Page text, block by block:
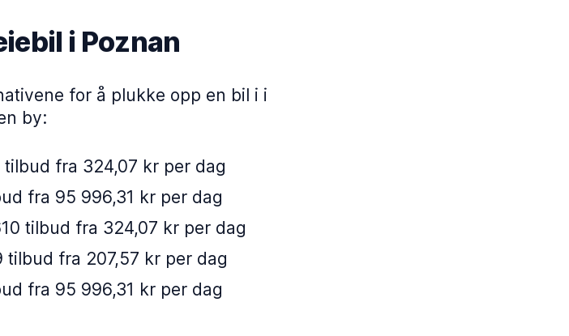
i Poznan
for å plukke opp en bil i i
by:
fra 324,07 kr per dag
fra 95 996,31 kr per dag
tilbud fra 324,07 kr per dag
tilbud fra 207,57 kr per dag
fra 95 996,31 kr per dag